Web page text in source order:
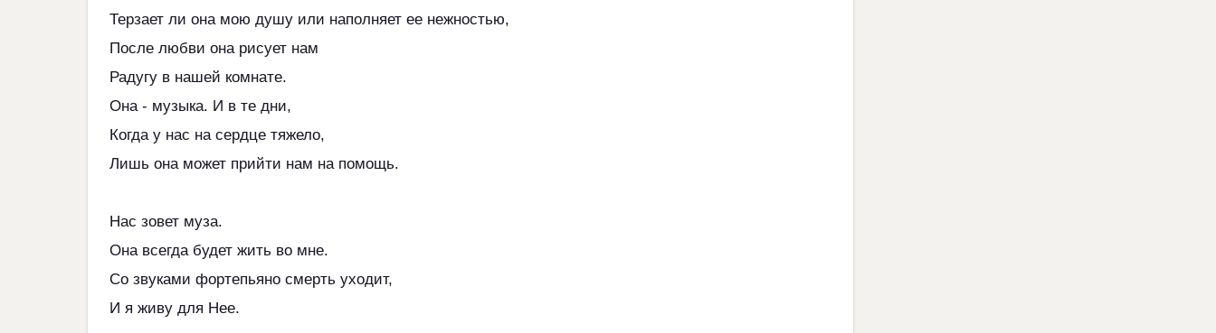
Терзает ли она мою душу или наполняет ее нежностью,
После любви она рисует нам
Радугу в нашей комнате.
Она - музыка. И в те дни,
Когда у нас на сердце тяжело,
Лишь она может прийти нам на помощь.
Нас зовет муза.
Она всегда будет жить во мне.
Со звуками фортепьяно смерть уходит,
И я живу для Нее.